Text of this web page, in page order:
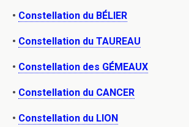
• Constellation du BÉLIER
• Constellation du TAUREAU
• Constellation des GÉMEAUX
• Constellation du CANCER
• Constellation du LION